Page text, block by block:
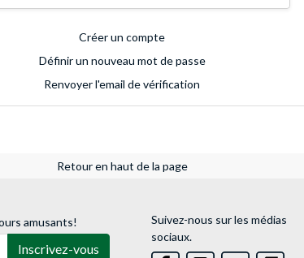
Créer un compte
Définir un nouveau mot de passe
Renvoyer l'email de vérification
Retour en haut de la page
amusants!
Inscrivez-vous
Suivez-nous sur les médias
sociaux.